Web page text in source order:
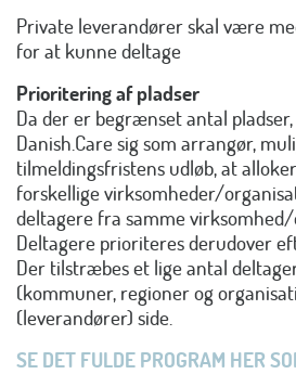
Private leverandører skal være
for at kunne deltage
Prioritering af pladser
Da der er begrænset antal
Danish.Care sig som arrangør,
tilmeldingsfristens udløb, at
forskellige virksomheder/
deltagere fra samme
Deltagere prioriteres derudover
Der tilstræbes et lige antal
(kommuner, regioner og
(leverandører) side.
SE DET FULDE PROGRAM HER